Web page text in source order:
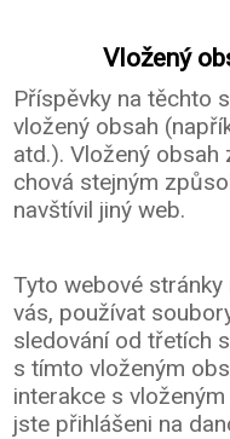
Vložený
Příspěvky na těchto
vložený obsah
atd.). Vložený obsah
chová stejným
navštívil jiný web.
Tyto webové
vás, používat
sledování od třetích
s tímto vloženým
interakce s
jste přihlášeni na